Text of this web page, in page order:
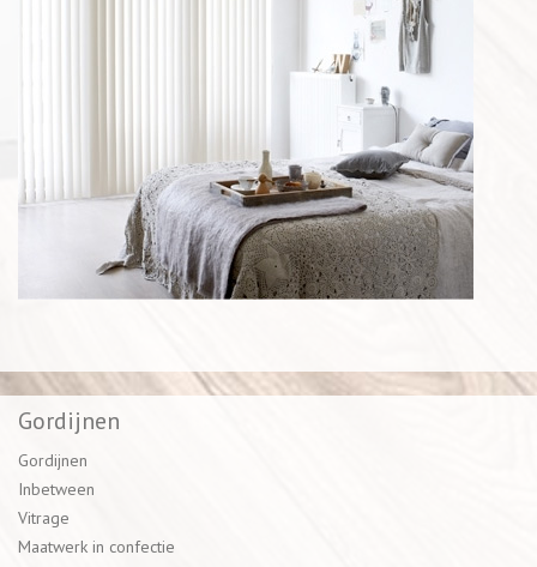
Gordijnen
Gordijnen
Inbetween
Vitrage
Maatwerk in confectie